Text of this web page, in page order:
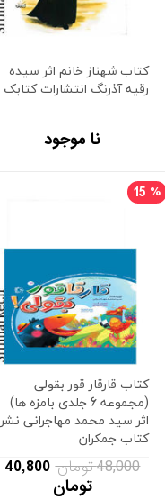
کتاب شهناز خانم اثر سیده
رقیه آذرنگ انتشارات کتابک
نا موجود
کتاب قارقار قور بقولی
(مجموعه 6 جلدی بامزه ها)
اثر سید محمد مهاجرانی نشر
کتاب جمکران
15 %
48,000 تومان
40,800
تومان